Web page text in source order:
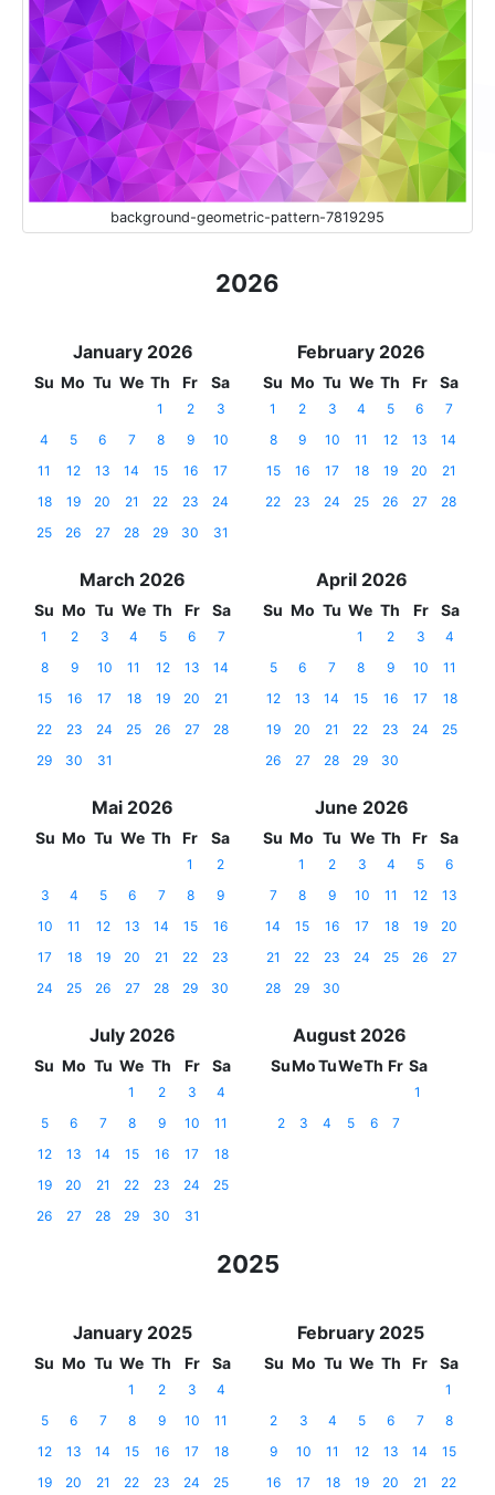
background-geometric-pattern-7819295
2026
January 2026
Su Mo Tu We Th Fr Sa
1 2
3
4
5 6 7 8 9
10
11
12 13 14 15 16
17
18
19 20 21 22 23
24
25
26 27 28 29 30 31
February 2026
Su Mo Tu We Th Fr Sa
1 2 3 4 5 6
7
8
9 10 11 12 13
14
15
16 17 18 19 20
21
22
23 24 25 26 27 28
March 2026
Su Mo Tu We Th Fr Sa
1 2 3 4 5 6
7
8
9 10 11 12 13
14
15
16 17 18 19 20
21
22
23 24 25 26 27
28
29
30 31
April 2026
Su Mo Tu We Th Fr Sa
1 2 3
4
5
6 7 8 9 10
11
12
13 14 15 16 17
18
19
20 21 22 23 24
25
26
27 28 29 30
Mai 2026
Su Mo Tu We Th Fr Sa
1
2
3
4 5 6 7 8
9
10
11 12 13 14 15
16
17
18 19 20 21 22
23
24
25 26 27 28 29 30
June 2026
Su Mo Tu We Th Fr Sa
1 2 3 4 5
6
7
8 9 10 11 12
13
14
15 16 17 18 19
20
21
22 23 24 25 26
27
28
29 30
July 2026
Su Mo Tu We Th Fr Sa
1 2 3
4
5
6 7 8 9 10
11
12
13 14 15 16 17
18
19
20 21 22 23 24
25
26
27 28 29 30 31
August 2026
SuMoTuWeTh Fr Sa
1
2
3 4 5 6 7
2025
January 2025
Su Mo Tu We Th Fr Sa
1 2 3
4
5
6 7 8 9 10
11
12
13 14 15 16 17
18
19
20 21 22 23 24
25
February 2025
Su Mo Tu We Th Fr Sa
1
2
3 4 5 6 7
8
9
10 11 12 13 14
15
16
17 18 19 20 21
22